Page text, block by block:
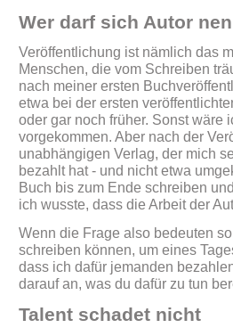
Wer darf sich Autor
Veröffentlichung ist nämlich das
Menschen, die vom Schreiben
nach meiner ersten
etwa bei der ersten
oder gar noch früher. Sonst wäre
vorgekommen. Aber nach der
unabhängigen Verlag, der mich
bezahlt hat - und nicht etwa
Buch bis zum Ende schreiben
ich wusste, dass die Arbeit der
Wenn die Frage also bedeuten
schreiben können, um eines
dass ich dafür jemanden
darauf an, was du dafür zu tun
Talent schadet nicht